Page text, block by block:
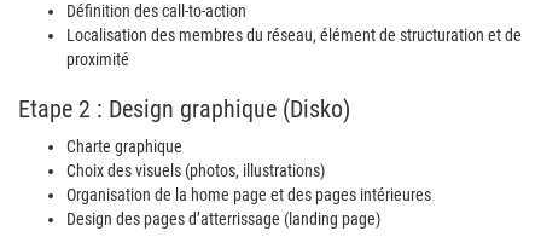
Définition des call-to-action
Localisation des membres du réseau, élément de structuration et de
proximité
Etape 2 : Design graphique (Disko)
Charte graphique
Choix des visuels (photos, illustrations)
Organisation de la home page et des pages intérieures
Design des pages d’atterrissage (landing page)